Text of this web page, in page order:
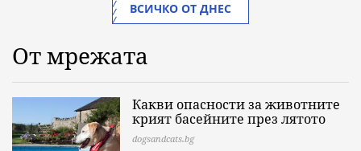
ВСИЧКО ОТ ДНЕС
От мрежата
Какви опасности за животните
крият басейните през лятото
dogsandcats.bg